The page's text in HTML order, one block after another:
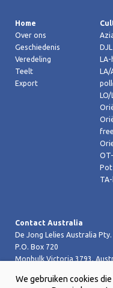
Home
Over ons
Geschiedenis
Veredeling
Teelt
Export
LO/
free
Contact Australia
De Jong Lelies Australia Pty.
P.O. Box 720
Monbulk Victoria 3793,
T +61 (0)359 619 188
We gebruiken cookies